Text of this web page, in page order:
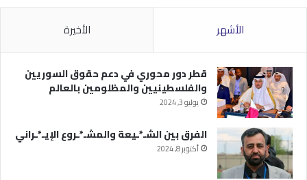
الأشهر الأخيرة
قطر دور محوري في دعم حقوق السوريين
والفلسطينيين والمظلومين بالعالم
يوليو 3, 2024
الفرق بين الشـ*ـيعة والمشـ*ـروع الإيـ*ـراني
أكتوبر 8, 2024